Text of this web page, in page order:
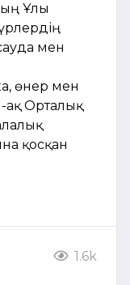
Ұлы
мен
өнер мен
ақ Орталық
қосқан
1.6k